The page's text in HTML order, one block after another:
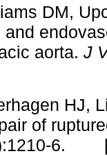
DM,
aorta. J
HJ,
of
6.